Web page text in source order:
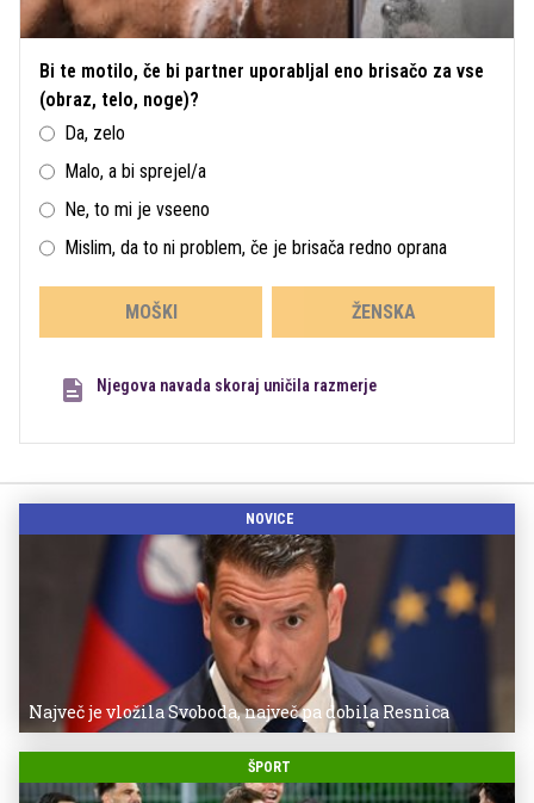
Bi te motilo, če bi partner uporabljal eno brisačo za vse
(obraz, telo, noge)?
Da, zelo
Malo, a bi sprejel/a
Ne, to mi je vseeno
Mislim, da to ni problem, če je brisača redno oprana
MOŠKI ŽENSKA
Njegova navada skoraj uničila razmerje
NOVICE
Največ je vložila Svoboda, največ pa dobila Resnica
ŠPORT